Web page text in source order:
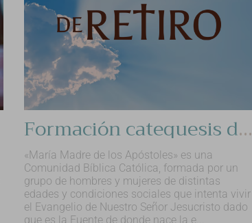
Formación catequesis de " María Madre de los Apóstoles"
«María Madre de los Apóstoles» es una
Comunidad Bíblica Católica, formada por un
grupo de hombres y mujeres de distintas
edades y condiciones sociales que intenta vivir
el Evangelio de Nuestro Señor Jesucristo dado
que es la Fuente de donde nace la e...